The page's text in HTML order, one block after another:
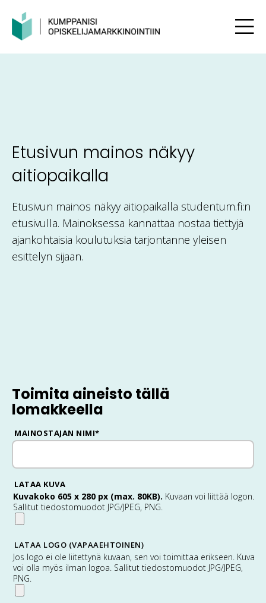
Etusivun mainos näkyy
aitiopaikalla
Etusivun mainos näkyy aitiopaikalla studentum.fi:n
etusivulla. Mainoksessa kannattaa nostaa tiettyjä
ajankohtaisia koulutuksia tarjontanne yleisen
esittelyn sijaan.
Toimita aineisto tällä
lomakkeella
MAINOSTAJAN NIMI*
LATAA KUVA
Kuvakoko 605 x 280 px (max. 80KB). Kuvaan voi liittää logon.
Sallitut tiedostomuodot JPG/JPEG, PNG.
LATAA LOGO (VAPAAEHTOINEN)
Jos logo ei ole liitettynä kuvaan, sen voi toimittaa erikseen. Kuva
voi olla myös ilman logoa. Sallitut tiedostomuodot JPG/JPEG,
PNG.